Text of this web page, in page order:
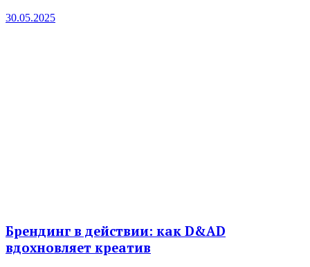
30.05.2025
Брендинг в действии: как D&AD
вдохновляет креатив